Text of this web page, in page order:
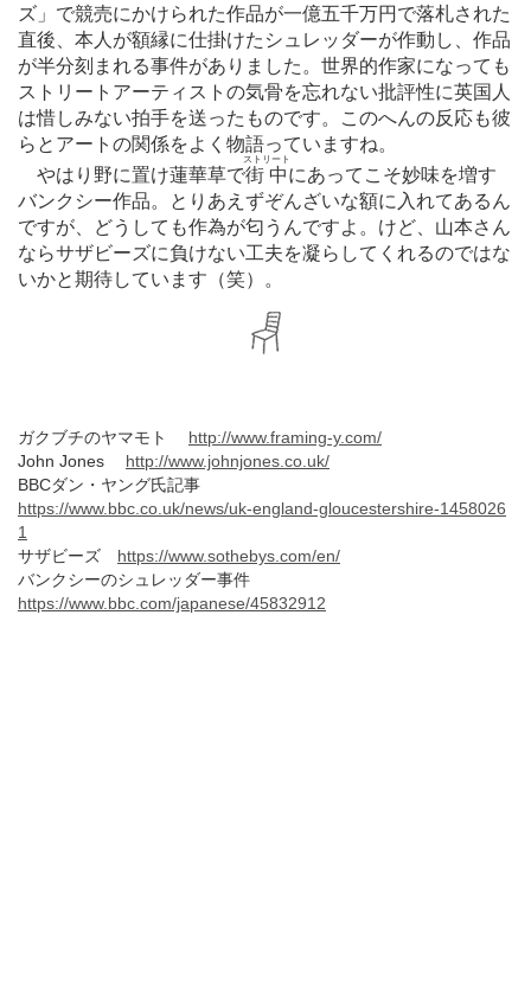
ズ」で競売にかけられた作品が一億五千万円で落札された
直後、本人が額縁に仕掛けたシュレッダーが作動し、作品
が半分刻まれる事件がありました。世界的作家になっても
ストリートアーティストの気骨を忘れない批評性に英国人
は惜しみない拍手を送ったものです。このへんの反応も彼
らとアートの関係をよく物語っていますね。
やはり野に置け蓮華草で街中
ストリート
にあってこそ妙味を増す
バンクシー作品。とりあえずぞんざいな額に入れてあるん
ですが、どうしても作為が匂うんですよ。けど、山本さん
ならサザビーズに負けない工夫を凝らしてくれるのではな
いかと期待しています（笑）。
ガクブチのヤマモト http://www.framing-y.com/
John Jones http://www.johnjones.co.uk/
BBCダン・ヤング氏記事
https://www.bbc.co.uk/news/uk-england-gloucestershire-1458026
1
サザビーズ https://www.sothebys.com/en/
バンクシーのシュレッダー事件
https://www.bbc.com/japanese/45832912